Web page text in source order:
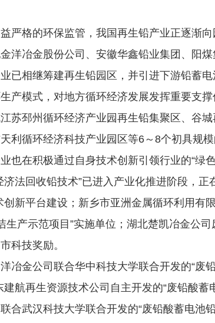
格的环保监管，我国再生铅产业正逐渐向
洋冶金股份公司、安徽华鑫铅业集团、阳
已相继筹建再生铅园区，并引进下游铅蓄
产模式，对地方循环经济发展发挥重要支撑
邳州循环经济产业园再生铅集聚区、谷城
利循环经济科技产业园区等6～8个初具规模
在积极通过自身技术创新引领行业的“绿
济法回收铅技术”已进入产业化推进阶段，正
创新平台建设；新乡市亚洲金属循环利用有
生产示范项目”实施单位；湖北楚凯冶金公
科技奖励。
金公司联合华中科技大学联合开发的“废
航再生资源技术公司自主开发的“废铅酸蓄
合武汉科技大学联合开发的“废铅酸蓄电池